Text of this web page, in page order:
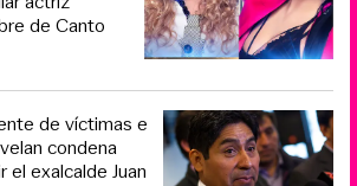
de Canto
de víctimas e
condena
el exalcalde Juan